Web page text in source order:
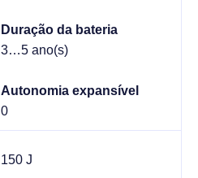
Duração da bateria
3…5 ano(s)
Autonomia expansível
0
150 J